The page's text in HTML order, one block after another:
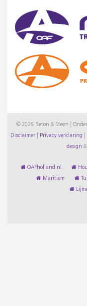
© 2026 Beton & Steen |
Disclaimer Privacy verklaring
design &
OAFholland.nl
Maritiem